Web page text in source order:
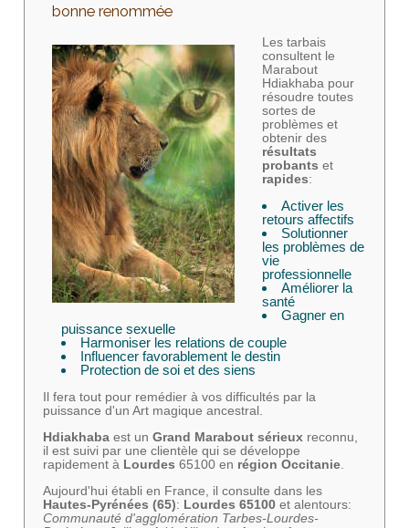
bonne renommée
Les tarbais
consultent le
Marabout
Hdiakhaba pour
résoudre toutes
sortes de
problèmes et
obtenir des
résultats
probants et
rapides:
Activer les
retours affectifs
Solutionner
les problèmes de
vie
professionnelle
Améliorer la
santé
Gagner en
puissance sexuelle
Harmoniser les relations de couple
Influencer favorablement le destin
Protection de soi et des siens
Il fera tout pour remédier à vos difficultés par la
puissance d'un Art magique ancestral.
Hdiakhaba est un Grand Marabout sérieuxreconnu,
il est suivi par une clientèle qui se développe
rapidement à Lourdes 65100 en région Occitanie.
Aujourd'hui établi en France, il consulte dans les
Hautes-Pyrénées (65): Lourdes 65100et alentours:
Communauté d'agglomération Tarbes-Lourdes-